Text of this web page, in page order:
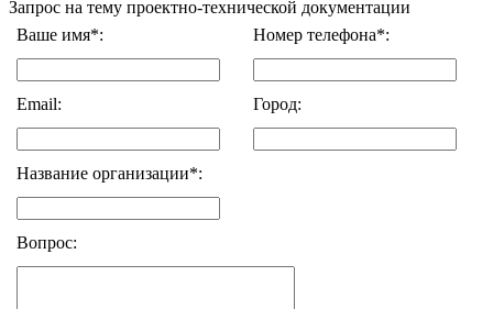
Запрос на тему проектно-технической документации
Ваше имя*:
Номер телефона*:
Email: Город:
Название организации*:
Вопрос: